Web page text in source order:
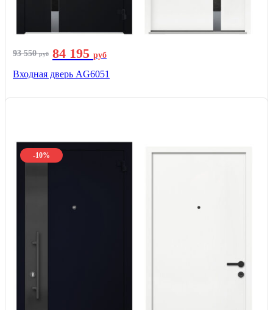
93 550руб 84 195 руб
Входная дверь AG6051
-10%